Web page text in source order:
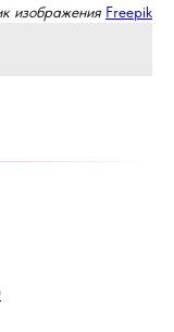
изображения Freepik